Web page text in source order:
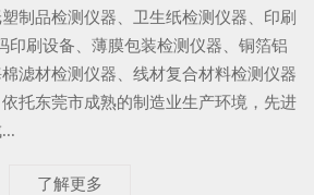
制品检测仪器、卫生纸检测仪器、印刷
印刷设备、薄膜包装检测仪器、铜箔铝
滤材检测仪器、线材复合材料检测仪器
托东莞市成熟的制造业生产环境，先进
了解更多